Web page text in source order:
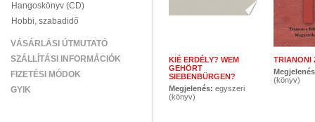
Hangoskönyv (CD)
Hobbi, szabadidő
VÁSÁRLÁSI ÚTMUTATÓ
SZÁLLÍTÁSI INFORMÁCIÓK
FIZETÉSI MÓDOK
GYIK
KIÉ ERDÉLY? WEM
GEHÖRT
SIEBENBÜRGEN?
Megjelenés: egyszeri
(könyv)
TRIANONI
(könyv)